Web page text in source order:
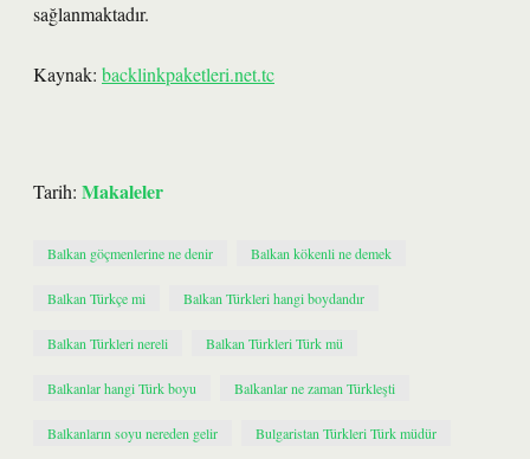
sağlanmaktadır.
Kaynak: backlinkpaketleri.net.tc
Tarih: Makaleler
Balkan göçmenlerine ne denir Balkan kökenli ne demek
Balkan Türkçe mi Balkan Türkleri hangi boydandır
Balkan Türkleri nereli Balkan Türkleri Türk mü
Balkanlar hangi Türk boyu Balkanlar ne zaman Türkleşti
Balkanların soyu nereden gelir Bulgaristan Türkleri Türk müdür